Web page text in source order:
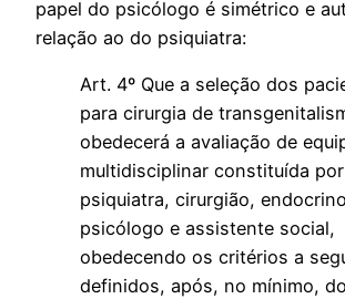
papel do psicólogo é simétrico e
relação ao do psiquiatra:
Art. 4º Que a seleção dos
para cirurgia de
obedecerá a avaliação de
multidisciplinar constituída
psiquiatra, cirurgião,
psicólogo e assistente social,
obedecendo os critérios a
definidos, após, no mínimo,